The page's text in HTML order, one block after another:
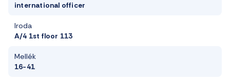
international officer
Iroda
A/4 1st floor 113
Mellék
16-41